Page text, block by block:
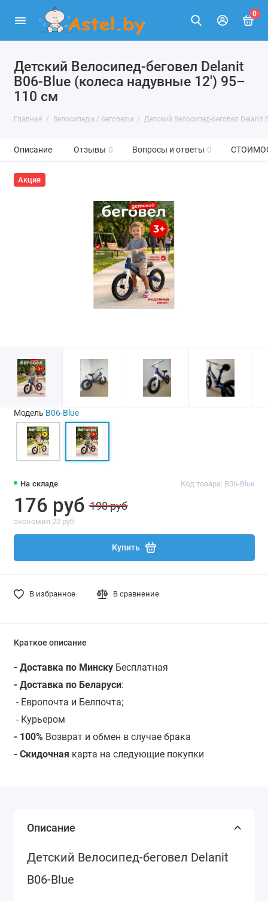
0
Детский Велосипед-беговел Delanit
В06-Blue (колеса надувные 12') 95–
110 см
Главная Велосипеды / беговелы Детский Велосипед-беговел
Описание Отзывы 0 Вопросы и ответы 0
Акция
На складе Код товара: В06-Blue
176 руб 198 руб
экономия 22 руб
Купить
В избранное В сравнение
Модель В06-Blue
Краткое описание
- Доставка по МинскуБесплатная
- Доставка по Беларуси:
- Европочта и Белпочта;
- Курьером
- 100% Возврат и обмен в случае брака
- Скидочная карта на следующие покупки
Описание
Детский Велосипед-беговел Delanit
В06-Blue